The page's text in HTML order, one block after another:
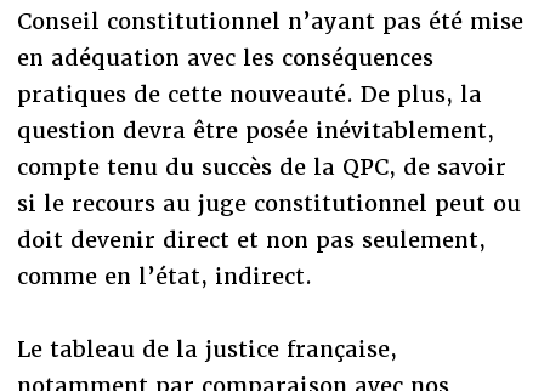
Conseil constitutionnel n’ayant pas été mise
en adéquation avec les conséquences
pratiques de cette nouveauté. De plus, la
question devra être posée inévitablement,
compte tenu du succès de la QPC, de savoir
si le recours au juge constitutionnel peut ou
doit devenir direct et non pas seulement,
comme en l’état, indirect.
Le tableau de la justice française,
notamment par comparaison avec nos